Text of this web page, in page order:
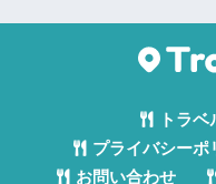
トラ
プライバシーポ
お問い合わせ